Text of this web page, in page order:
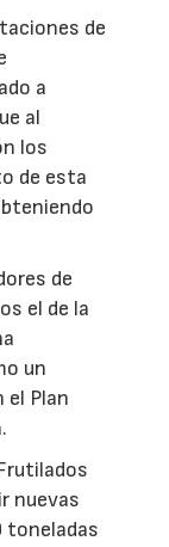
de
a
al
los
de esta
de
el de la
un
el Plan
nuevas
toneladas